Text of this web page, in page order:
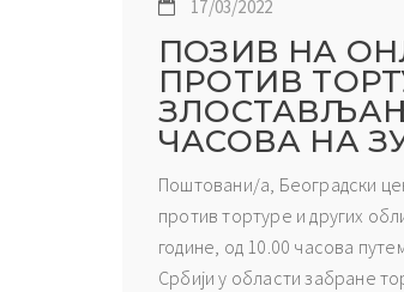
17/03/2022
ПОЗИВ НА
ПРОТИВ
ЧАСОВА НА
Поштовани/а, Београдски
против тортуре и других
године, од 10.00 часова
Србији у области забране